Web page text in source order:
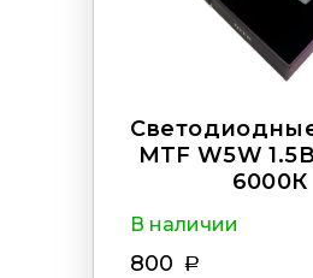
MTF W5W
6000К
В наличии
800